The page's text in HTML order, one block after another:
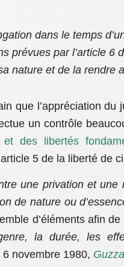
dans le temps
prévues par l’article 6
nature et de la rendre
que l’appréciation
un contrôle
des libertés
5 de la liberté de
une privation et une
de nature ou
d’éléments afin
la durée, les
novembre 1980,